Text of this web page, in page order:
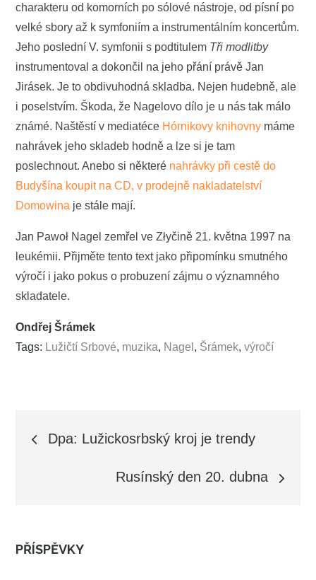
charakteru od komorních po sólové nástroje, od písní po
velké sbory až k symfoniím a instrumentálním koncertům.
Jeho poslední V. symfonii s podtitulem Tři modlitby
instrumentoval a dokončil na jeho přání právě Jan
Jirásek. Je to obdivuhodná skladba. Nejen hudebně, ale
i poselstvím. Škoda, že Nagelovo dílo je u nás tak málo
známé. Naštěstí v mediatéce Hórnikovy knihovny máme
nahrávek jeho skladeb hodně a lze si je tam
poslechnout. Anebo si některé nahrávky při cestě do
Budyšína koupit na CD, v prodejně nakladatelství
Domowina je stále mají.
Jan Pawoł Nagel zemřel ve Złyčině 21. května 1997 na
leukémii. Přijměte tento text jako připomínku smutného
výročí i jako pokus o probuzení zájmu o významného
skladatele.
Ondřej Šrámek
Tags: Lužičtí Srbové, muzika, Nagel , Šrámek,výročí
Navigace
Dpa: Lužickosrbský kroj je trendy
Rusínský den 20. dubna
PŘÍSPĚVKY